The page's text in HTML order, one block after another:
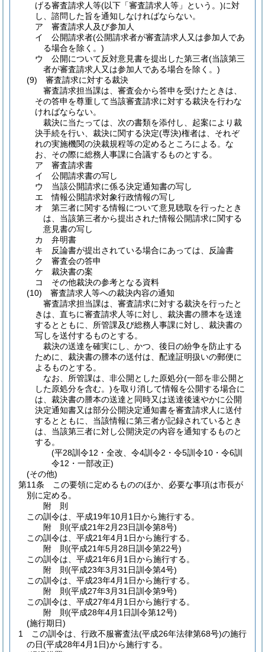
げる審査請求人等(以下「審査請求人等」という。)に対
し、諮問した旨を通知しなければならない。
ア
審査請求人及び参加人
イ
公開請求者(公開請求者が審査請求人又は参加人であ
る場合を除く。)
ウ
公開について反対意見書を提出した第三者(当該第三
者が審査請求人又は参加人である場合を除く。)
(9)
審査請求に対する裁決
審査請求担当課は、審査会から答申を受けたときは、
その答申を尊重して当該審査請求に対する裁決を行わな
ければならない。
裁決に当たっては、次の書類を添付し、起案により裁
決手続を行い、裁決に関する決定(専決)権者は、それぞ
れの実施機関の決裁規程等の定めるところによる。な
お、その際に総務人事課に合議するものとする。
ア
審査請求書
イ
公開請求書の写し
ウ
当該公開請求に係る決定通知書の写し
エ
情報公開請求対象行政情報の写し
オ
第三者に関する情報について意見聴取を行ったとき
は、当該第三者から提出された情報公開請求に関する
意見書の写し
カ
弁明書
キ
反論書が提出されている場合にあっては、反論書
ク
審査会の答申
ケ
裁決書の案
コ
その他裁決の参考となる資料
(10)
審査請求人等への裁決内容の通知
審査請求担当課は、審査請求に対する裁決を行ったと
きは、直ちに審査請求人等に対し、裁決書の謄本を送達
するとともに、所管課及び総務人事課に対し、裁決書の
写しを送付するものとする。
裁決の送達を確実にし、かつ、後日の紛争を防止する
ために、裁決書の謄本の送付は、配達証明扱いの郵便に
よるものとする。
なお、所管課は、非公開とした原処分(一部を非公開と
した原処分を含む。)を取り消して情報を公開する場合に
は、裁決書の謄本の送達と同時又は送達後速やかに公開
決定通知書又は部分公開決定通知書を審査請求人に送付
するとともに、当該情報に第三者が記録されているとき
は、当該第三者に対し公開決定の内容を通知するものと
する。
(平28訓令12・全改、令4訓令2・令5訓令10・令6訓
令12・一部改正)
(その他)
第11条
この要領に定めるもののほか、必要な事項は市長が
別に定める。
附 則
この訓令は、平成19年10月1日から施行する。
附 則(平成21年2月23日訓令第8号)
この訓令は、平成21年4月1日から施行する。
附 則(平成21年5月28日訓令第22号)
この訓令は、平成21年6月1日から施行する。
附 則(平成23年3月31日訓令第4号)
この訓令は、平成23年4月1日から施行する。
附 則(平成27年3月31日訓令第9号)
この訓令は、平成27年4月1日から施行する。
附 則(平成28年4月1日訓令第12号)
(施行期日)
1
この訓令は、行政不服審査法(平成26年法律第68号)の施行
の日(平成28年4月1日)から施行する。